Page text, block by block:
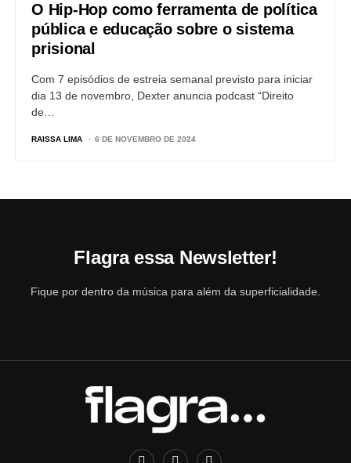
O Hip-Hop como ferramenta de política
pública e educação sobre o sistema
prisional
Com 7 episódios de estreia semanal previsto para iniciar
dia 13 de novembro, Dexter anuncia podcast “Direito
de…
RAISSA LIMA 6 DE NOVEMBRO DE 2024
Flagra essa Newsletter!
Fique por dentro da música para além da superficialidade.